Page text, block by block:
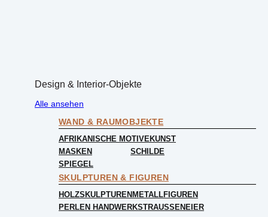
Design & Interior-Objekte
Alle ansehen
WAND & RAUMOBJEKTE
AFRIKANISCHE MOTIVEKUNST
MASKEN
SCHILDE
SPIEGEL
SKULPTUREN & FIGUREN
HOLZSKULPTURENMETALLFIGUREN
PERLEN HANDWERKSTRAUSSENEIER